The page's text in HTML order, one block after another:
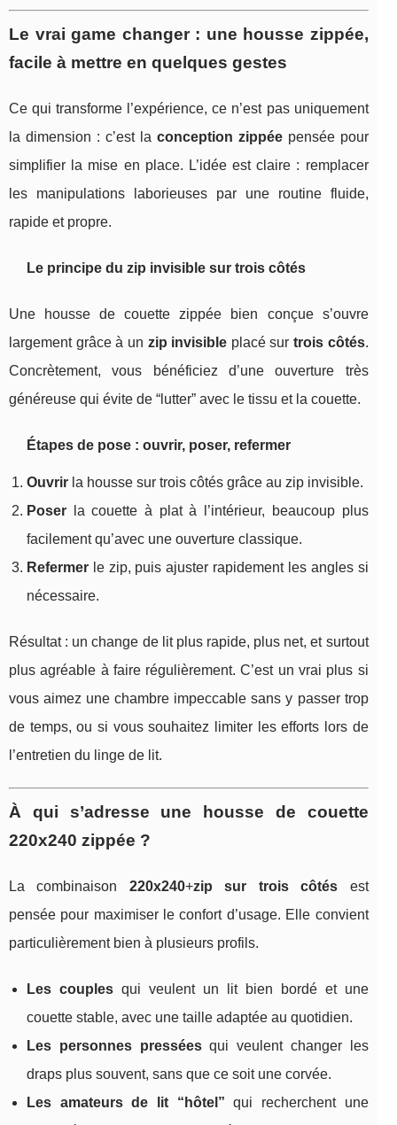
Le vrai game changer : une housse zippée,
facile à mettre en quelques gestes
Ce qui transforme l’expérience, ce n’est pas uniquement
la dimension : c’est la conception zippéepensée pour
simplifier la mise en place. L’idée est claire : remplacer
les manipulations laborieuses par une routine fluide,
rapide et propre.
Le principe du zip invisible sur trois côtés
Une housse de couette zippée bien conçue s’ouvre
largement grâce à un zip invisible placé sur trois côtés.
Concrètement, vous bénéficiez d’une ouverture très
généreuse qui évite de “lutter” avec le tissu et la couette.
Étapes de pose : ouvrir, poser, refermer
Ouvrir la housse sur trois côtés grâce au zip invisible.
Poser la couette à plat à l’intérieur, beaucoup plus
facilement qu’avec une ouverture classique.
Refermer le zip, puis ajuster rapidement les angles si
nécessaire.
Résultat : un change de lit plus rapide, plus net, et surtout
plus agréable à faire régulièrement. C’est un vrai plus si
vous aimez une chambre impeccable sans y passer trop
de temps, ou si vous souhaitez limiter les efforts lors de
l’entretien du linge de lit.
À qui s’adresse une housse de couette
220x240 zippée ?
La combinaison 220x240+zip sur trois côtés est
pensée pour maximiser le confort d’usage. Elle convient
particulièrement bien à plusieurs profils.
Les couplesqui veulent un lit bien bordé et une
couette stable, avec une taille adaptée au quotidien.
Les personnes presséesqui veulent changer les
draps plus souvent, sans que ce soit une corvée.
Les amateurs de lit “hôtel” qui recherchent une